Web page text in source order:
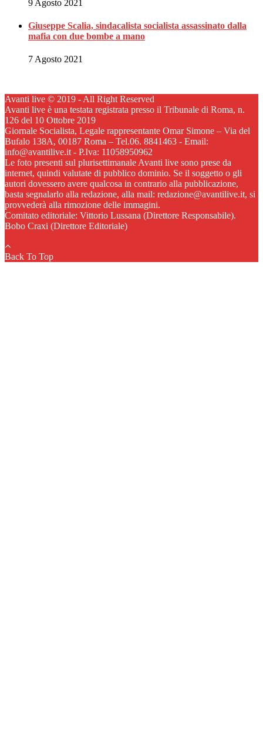
9 Agosto 2021
Giuseppe Scalia, sindacalista socialista assassinato dalla
mafia con due bombe a mano
7 Agosto 2021
Avanti live © 2019 - All Right Reserved
Avanti live è una testata registrata presso il Tribunale di Roma, n.
126 del 10 Ottobre 2019
Giornale Socialista, Legale rappresentante Omar Simone – Via del
Bufalo 138A, 00187 Roma – Tel.06. 8841463 - Email:
info@avantilive.it - P.Iva: 11058950962
Le foto presenti sul plurisettimanale Avanti live sono prese da
internet, quindi valutate di pubblico dominio. Se il soggetto o gli
autori dovessero avere qualcosa in contrario alla pubblicazione,
basta segnalarlo alla redazione, alla mail: redazione@avantilive.it, si
provvederà alla rimozione delle immagini.
Comitato editoriale: Vittorio Lussana (Direttore Responsabile).
Bobo Craxi (Direttore Editoriale)
Back To Top